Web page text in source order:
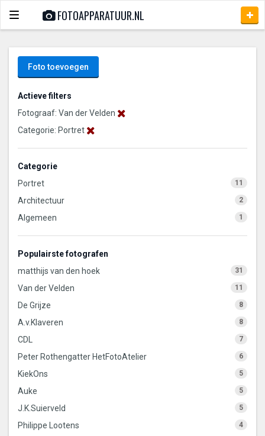
Toggle
navigation
FOTOAPPARATUUR.NL
Foto toevoegen
Actieve filters
Fotograaf: Van der Velden
Categorie: Portret
Categorie
Portret
11
Architectuur 2
Algemeen 1
Populairste fotografen
matthijs van den hoek
31
Van der Velden 11
De Grijze 8
A.v.Klaveren 8
CDL 7
Peter Rothengatter HetFotoAtelier 6
KiekOns 5
Auke 5
J.K.Suierveld 5
Philippe Lootens 4